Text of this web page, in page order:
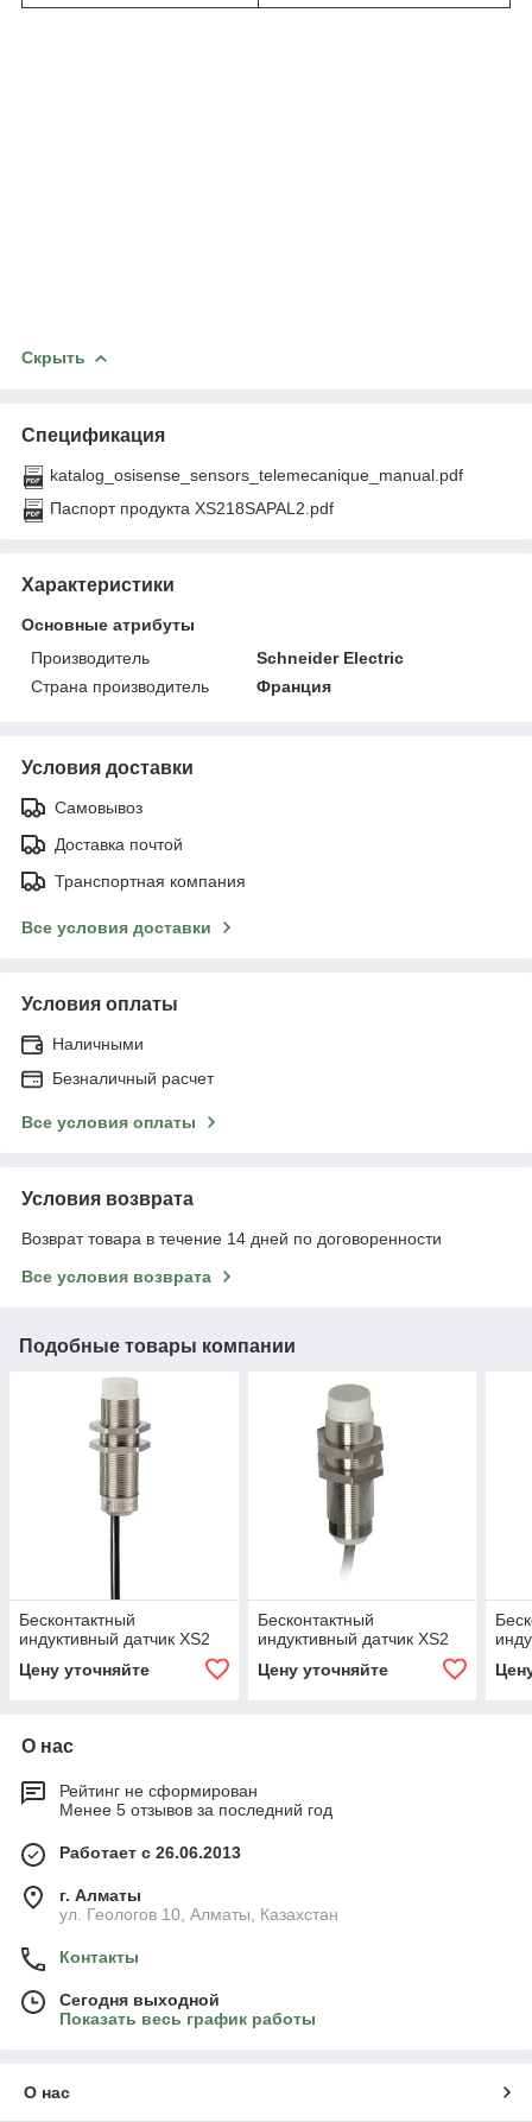
Скрыть
Спецификация
katalog_osisense_sensors_telemecanique_manual.pdf
Паспорт продукта XS218SAPAL2.pdf
Характеристики
Основные атрибуты
Производитель
Schneider Electric
Страна производитель
Франция
Условия доставки
Самовывоз
Доставка почтой
Транспортная компания
Все условия доставки
Условия оплаты
Наличными
Безналичный расчет
Все условия оплаты
Условия возврата
Возврат товара в течение 14 дней по договоренности
Все условия возврата
Подобные товары компании
Бесконтактный
индуктивный датчик XS2
Цену уточняйте
Бесконтактный
индуктивный датчик XS2
Цену уточняйте
О нас
Рейтинг не сформирован
Менее 5 отзывов за последний год
Работает с 26.06.2013
г. Алматы
ул. Геологов 10, Алматы, Казахстан
Контакты
Сегодня выходной
Показать весь график работы
О нас